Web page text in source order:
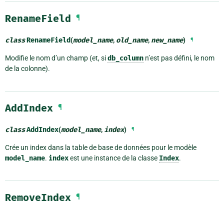
RenameField ¶
classRenameField(model_name, old_name, new_name) ¶
Modifie le nom d’un champ (et, sidb_column n’est pas défini, le nom
de la colonne).
AddIndex ¶
classAddIndex(model_name, index) ¶
Crée un index dans la table de base de données pour le modèle
model_name. indexest une instance de la classe Index.
RemoveIndex ¶